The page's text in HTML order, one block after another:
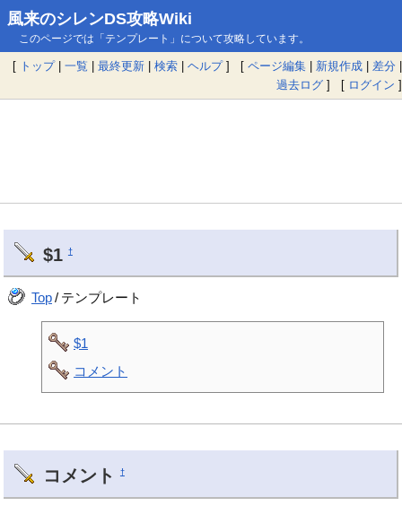
風来のシレンDS攻略Wiki
このページでは「テンプレート」について攻略しています。
[ トップ| 一覧 | 最終更新 | 検索 | ヘルプ] [ ページ編集 | 新規作成 | 差分 |
過去ログ ] [ ログイン ]
$1 †
Top/ テンプレート
$1
コメント
コメント †